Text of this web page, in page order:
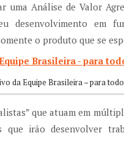
uma Análise de Valor
desenvolvimento em
o produto que se
da Equipe Brasileira – para
que atuam em
que irão desenvolver